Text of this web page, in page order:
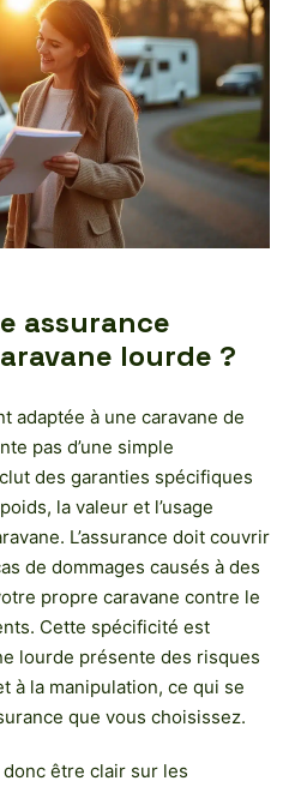
assurance
lourde ?
adaptée à une caravane de
pas d’une simple
des garanties spécifiques
la valeur et l’usage
L’assurance doit couvrir
de dommages causés à des
propre caravane contre le
Cette spécificité est
lourde présente des risques
à la manipulation, ce qui se
que vous choisissez.
donc être clair sur les